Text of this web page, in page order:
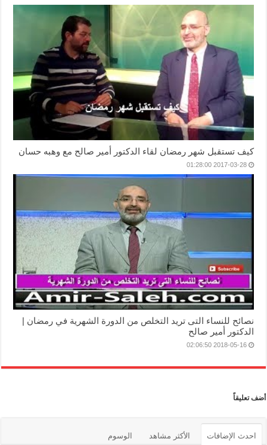
كيف تستقبل شهر رمضان لقاء الدكتور أمير صالح مع وهبه حسان
2017-03-28 01:28:00
نصائح للنساء التى تريد التخلص من الدورة الشهرية في رمضان |
الدكتور أمير صالح
2018-05-16 02:06:50
أضف تعليقاً
احدث الإضافات الأكثر مشاهد الوسوم